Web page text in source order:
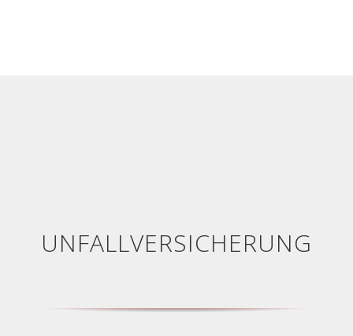
UNFALLVERSICHERUNG